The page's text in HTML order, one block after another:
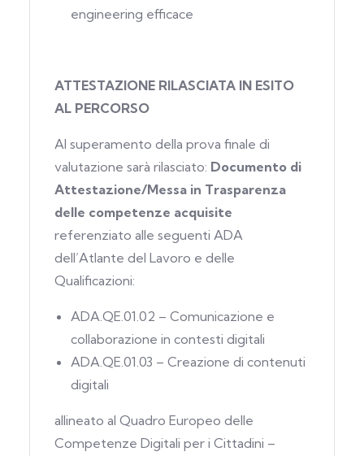
engineering efficace
ATTESTAZIONE RILASCIATA IN ESITO
AL PERCORSO
Al superamento della prova finale di
valutazione sarà rilasciato: Documento di
Attestazione/Messa in Trasparenza
delle competenze acquisite
referenziato alle seguenti ADA
dell’Atlante del Lavoro e delle
Qualificazioni:
ADA.QE.01.02 – Comunicazione e
collaborazione in contesti digitali
ADA.QE.01.03 – Creazione di contenuti
digitali
allineato al Quadro Europeo delle
Competenze Digitali per i Cittadini –